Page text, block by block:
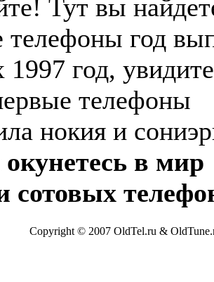
Тут вы
телефоны год
1997 год,
телефоны
нокия и
окунетесь в мир
сотовых
Copyright © 2007 OldTel.ru &